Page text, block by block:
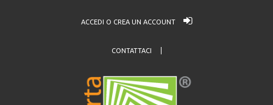
ACCEDI O CREA UN ACCOUNT
CONTATTACI